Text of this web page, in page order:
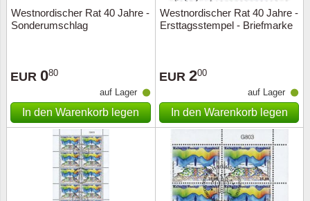
Westnordischer Rat 40 Jahre -
Sonderumschlag
EUR 080
auf Lager
In den Warenkorb legen
Westnordischer Rat 40 Jahre -
Ersttagsstempel - Briefmarke
EUR 200
auf Lager
In den Warenkorb legen